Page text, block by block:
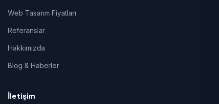
Web Tasarım Fiyatları
Referanslar
Hakkımızda
Blog & Haberler
İletişim